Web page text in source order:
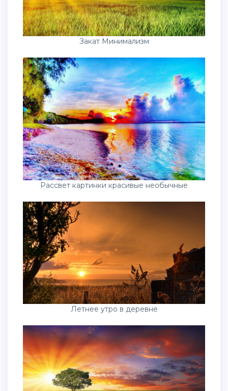
Закат Минимализм
Рассвет картинки красивые необычные
Летнее утро в деревне